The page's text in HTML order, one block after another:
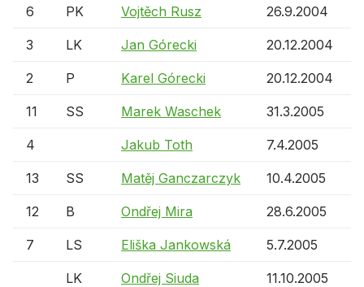
6 PK Vojtěch Rusz 26.9.2004
3 LK Jan Górecki 20.12.2004
2 P Karel Górecki 20.12.2004
11 SS Marek Waschek 31.3.2005
4 Jakub Toth 7.4.2005
13 SS Matěj Ganczarczyk 10.4.2005
12 B Ondřej Mira 28.6.2005
7 LS Eliška Jankowská 5.7.2005
LK Ondřej Siuda 11.10.2005